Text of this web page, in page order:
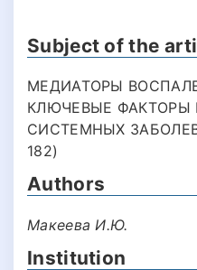
Subject of the
МЕДИАТОРЫ
КЛЮЧЕВЫЕ ФАКТОРЫ
СИСТЕМНЫХ
182)
Authors
Макеева И.Ю.
Institution